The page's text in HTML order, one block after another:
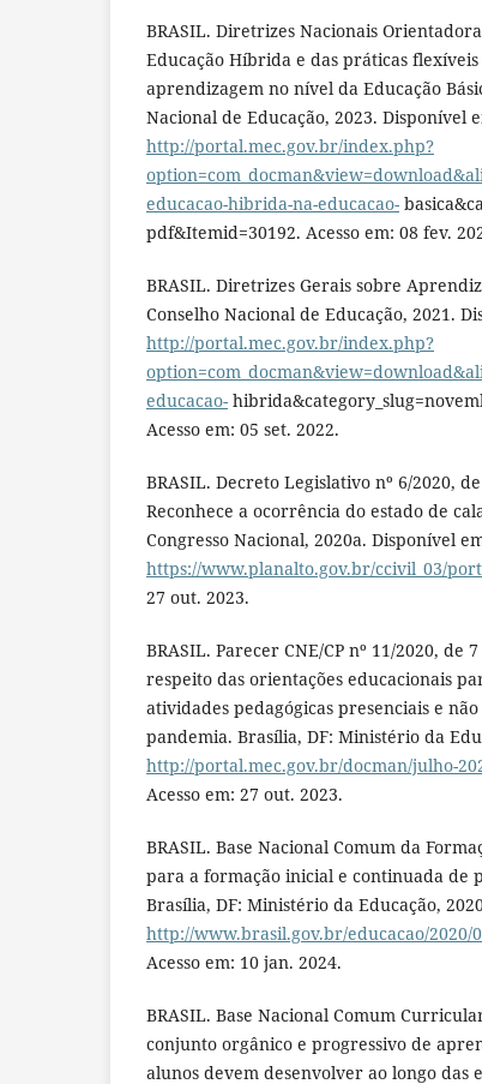
BRASIL. Diretrizes Nacionais
Educação Híbrida e das práticas
aprendizagem no nível da Educação
Nacional de Educação, 2023. Disponível
http://portal.mec.gov.br/index.php?
educacao-hibrida-na-educacao-
pdf&Itemid=30192. Acesso em: 08 fev.
BRASIL. Diretrizes Gerais sobre
Conselho Nacional de Educação, 2021.
http://portal.mec.gov.br/index.php?
educacao-
Acesso em: 05 set. 2022.
BRASIL. Decreto Legislativo nº 6/2020,
Reconhece a ocorrência do estado de
Congresso Nacional, 2020a. Disponível
https://www.planalto.gov.br/ccivil_03/
27 out. 2023.
BRASIL. Parecer CNE/CP nº 11/2020, de
respeito das orientações educacionais
atividades pedagógicas presenciais e
pandemia. Brasília, DF: Ministério da
http://portal.mec.gov.br/docman/julho-
Acesso em: 27 out. 2023.
BRASIL. Base Nacional Comum da
para a formação inicial e continuada de
Brasília, DF: Ministério da Educação,
http://www.brasil.gov.br/educacao/2020/
Acesso em: 10 jan. 2024.
BRASIL. Base Nacional Comum
conjunto orgânico e progressivo de
alunos devem desenvolver ao longo das